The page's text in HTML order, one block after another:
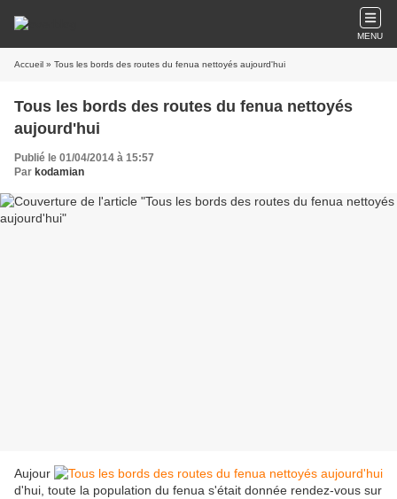
MENU
Accueil » Tous les bords des routes du fenua nettoyés aujourd'hui
Tous les bords des routes du fenua nettoyés
aujourd'hui
Publié le 01/04/2014 à 15:57
Par kodamian
Aujour
d'hui, toute la population du fenua s'était donnée rendez-vous sur